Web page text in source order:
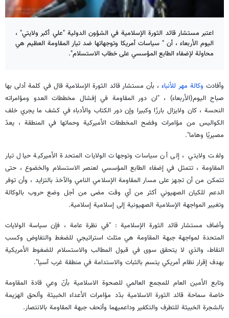
اعتبر مستشار قائد الثورة الإسلامية في الشؤون الدولية "علي أكبر ولايتي" ،
اليوم الأربعاء ، أن " سياسات أمريكا وتوجهاتها ضد تيار المقاومة العظيم هي
محاولة لإضفاء الطابع المؤسسي على خطاب الاستسلام".
وأفادت وكالة مهر للأنباء، بأن مستشار قائد الثورة الإسلامية قال في كلمة أدلى بها
صباح اليوم(الأربعاء) ، "ان دور المقاومة في إفشال مخططات العدو ومؤامراته
النحسة ، كان ولايزال بارزًا وكبيرا وإن دور الكتاب والأدباء في كشف ما يجري خلف
الكواليس من مؤامرات وفضح المخططات الأميركية وحماتها في المنطقة ، يعدّ
مصيريًا وهاما".
ولفت ولايتي ، إلى أن سياسات وتوجهات الولايات المتحدة الأميركية حيال تيار
المقاومة ، تتمثل في إضفاء الطابع المؤسسي لعنصر الاستسلام والخضوع ، حتى
تتمكن من أن تجهز على مسار المقاومة الإسلامي النامي والآخذ بالتزايد ، وأن توفر
الدعم للكيان الصهيوني أكثر من أي وقت مضى من أجل وضع حروب بالوكالة
وتغيير المواجهة الإسلامية الصهيونية إلى إسلامية إسلامية.
وأضاف مستشار قائد الثورة الإسلامية : "في نظرة عامة ، فإن سياسة الولايات
المتحدة لمواجهة جبهة المقاومة هي مثلث استراتيجي للضغط والتفاوض وكسب
النقاط، والذي لا يتحقق سوى في قبول المطالب والاستسلام للضغوط الأمريكية
بهدف إقرار نظام أمريكي يتسم بالثبات والاستدامة في منطقة غرب آسيا".
وتابع الأمين العام للمجمع العالمي للصحوة الاسلامية بأنّ وعي قادة المقاومة
خاصة سماحة قائد الثورة الاسلامية بدّد مؤامرات الأعداء الخبيثة وألحق الهزيمة
بالشجرة الخبيثة للتطرف والتكفير وداعميهما وأتحف جبهة المقاومة بالانتصار.